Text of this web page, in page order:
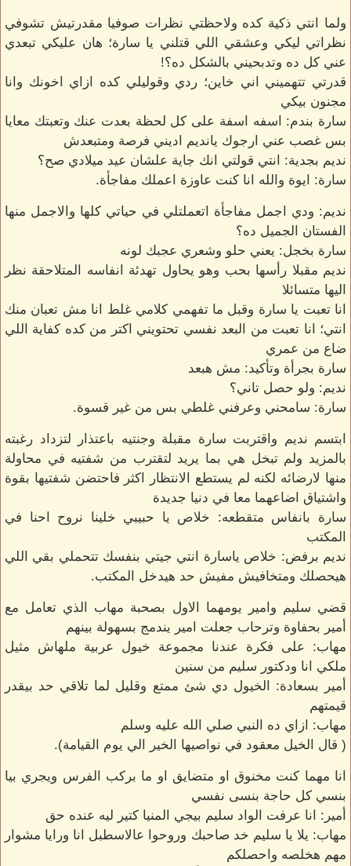
ولما انتي ذكية كده ولاحظتي نظرات صوفيا مقدرتيش تشوفي
نظراتي ليكي وعشقي اللي قتلني يا سارة؛ هان عليكي تبعدي
عني كل ده وتدبحيني بالشكل ده؟!
قدرتي تتهميني اني خاين؛ ردي وقوليلي كده ازاي اخونك وانا
مجنون بيكي
سارة بندم: اسفه اسفة على كل لحظة بعدت عنك وتعبتك معايا
بس غصب عني ارجوك يانديم اديني فرصة ومتبعدش
نديم بجدية: انتي قولتي انك جاية علشان عيد ميلادي صح؟
سارة: ايوة والله انا كنت عاوزة اعملك مفاجأة.
نديم: ودي اجمل مفاجأة اتعملتلي في حياتي كلها والاجمل منها
الفستان الجميل ده؟
سارة بخجل: يعني حلو وشعري عجبك لونه
نديم مقبلا رأسها بحب وهو يحاول تهدئة انفاسه المتلاحقة نظر
اليها متسائلا
انا تعبت يا سارة وقبل ما تفهمي كلامي غلط انا مش تعبان منك
انتي؛ انا تعبت من البعد نفسي تحتويني اكتر من كده كفاية اللي
ضاع من عمري
سارة بجرأة وتأكيد: مش هبعد
نديم: ولو حصل تاني؟
سارة: سامحني وعرفني غلطي بس من غير قسوة.
ابتسم نديم واقتربت سارة مقبلة وجنتيه باعتذار لتزداد رغبته
بالمزيد ولم تبخل هي بما يريد لتقترب من شفتيه في محاولة
منها لارضائه لكنه لم يستطع الانتظار اكثر فاحتضن شفتيها بقوة
واشتياق اضاعهما معا في دنيا جديدة
سارة بانفاس متقطعه: خلاص يا حبيبي خلينا نروح احنا في
المكتب
نديم برفض: خلاص ياسارة انتي جيتي بنفسك تتحملي بقي اللي
هيحصلك ومتخافيش مفيش حد هيدخل المكتب.
قضي سليم وامير يومهما الاول بصحبة مهاب الذي تعامل مع
أمير بحفاوة وترحاب جعلت امير يندمج بسهولة بينهم
مهاب: على فكرة عندنا مجموعة خيول عربية ملهاش مثيل
ملكي انا ودكتور سليم من سنين
أمير بسعادة: الخيول دي شئ ممتع وقليل لما تلاقي حد بيقدر
قيمتهم
مهاب: ازاي ده النبي صلي الله عليه وسلم
( قال الخيل معقود في نواصيها الخير الي يوم القيامة).
انا مهما كنت مخنوق او متضايق او ما بركب الفرس ويجري بيا
بنسي كل حاجة بنسى نفسي
أمير: انا عرفت الواد سليم بيجي المنيا كتير ليه عنده حق
مهاب: يلا يا سليم خد صاحبك وروحوا عالاسطبل انا ورايا مشوار
مهم هخلصه واحصلكم